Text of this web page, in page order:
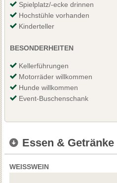
Spielplatz/-ecke drinnen
Hochstühle vorhanden
Kinderteller
BESONDERHEITEN
Kellerführungen
Motorräder willkommen
Hunde willkommen
Event-Buschenschank
Essen & Getränke
WEISSWEIN